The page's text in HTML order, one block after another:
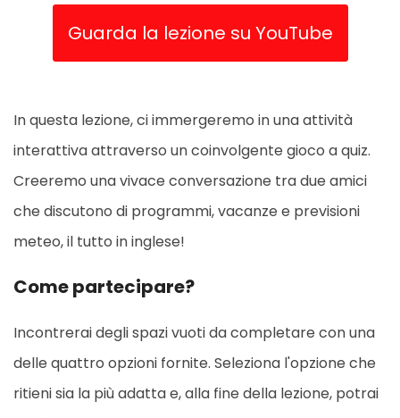
Guarda la lezione su YouTube
In questa lezione, ci immergeremo in una attività
interattiva attraverso un coinvolgente gioco a quiz.
Creeremo una vivace conversazione tra due amici
che discutono di programmi, vacanze e previsioni
meteo, il tutto in inglese!
Come partecipare?
Incontrerai degli spazi vuoti da completare con una
delle quattro opzioni fornite. Seleziona l'opzione che
ritieni sia la più adatta e, alla fine della lezione, potrai